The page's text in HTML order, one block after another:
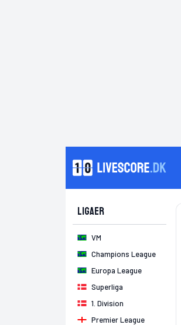
Ligaer
VM
Champions League
Europa League
Superliga
1. Division
Premier League